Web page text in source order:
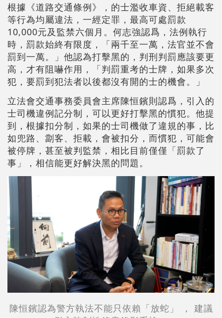
根據《道路交通條例》，的士濫收車資、拒絕載客
等行為均屬違法，一經定罪，最高可處罰款
10,000元及監禁六個月。何志強認爲，法例執行
時，罰款始終有限度，「兩千至一萬，法官並不會
罰到一萬。」他認為打擊黑的，判刑判罰應該要更
高，才有阻嚇作用，「判罰重考的士牌，如果多次
犯，要罰到犯法者以後都沒有開的士的機會。」
立法會交通事務委員會主席陳恒鑌則認爲，引入的
士司機違例記分制，可以更好打擊黑的慣犯。他提
到，根據扣分制，如果的士司機做了違規的事，比
如兜路、劏客、拒載，會被扣分，而慣犯，可能會
被停牌，甚至被判監禁，相比目前僅僅「罰款了
事」，相信能更好解決黑的問題。
陳恒鑌認為警方執法不能只依賴「放蛇」 ， 建議